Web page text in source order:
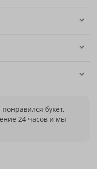
букет,
24 часов и мы